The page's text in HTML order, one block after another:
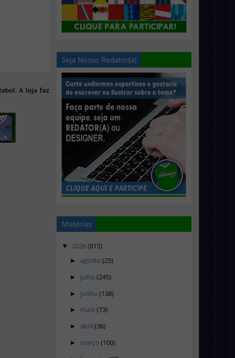
A loja faz
Seja Nosso Redator(a)
Matérias
▼ 2026(815)
► agosto (25)
► julho (245)
► junho (138)
► maio (73)
► abril (36)
► março (100)